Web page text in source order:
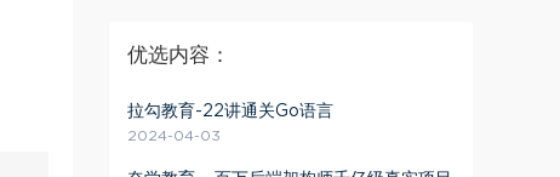
优选内容：
拉勾教育-22讲通关Go语言
2024-04-03